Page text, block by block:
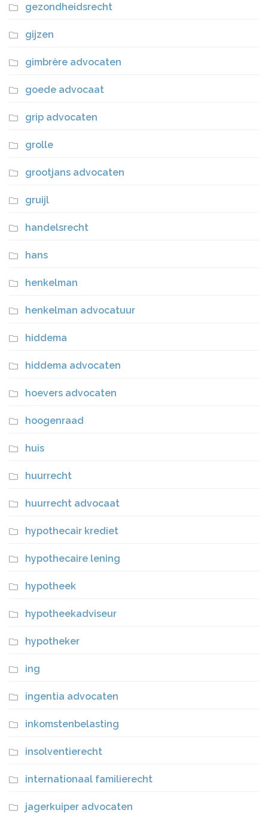
gezondheidsrecht
gijzen
gimbrère advocaten
goede advocaat
grip advocaten
grolle
grootjans advocaten
gruijl
handelsrecht
hans
henkelman
henkelman advocatuur
hiddema
hiddema advocaten
hoevers advocaten
hoogenraad
huis
huurrecht
huurrecht advocaat
hypothecair krediet
hypothecaire lening
hypotheek
hypotheekadviseur
hypotheker
ing
ingentia advocaten
inkomstenbelasting
insolventierecht
internationaal familierecht
jagerkuiper advocaten